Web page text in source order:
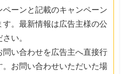
ペーンと記載のキャンペーン
。最新情報は広告主様の公
い。
い合わせを広告主へ直接行
。お問い合わせいただいた場